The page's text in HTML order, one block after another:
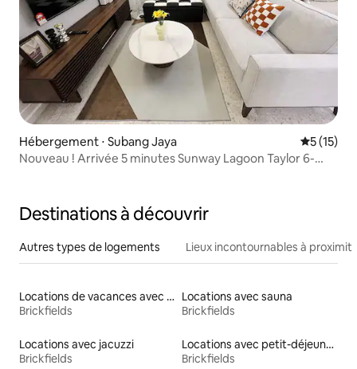
Hébergement ⋅ Subang Jaya
5 (15)
Nouveau ! Arrivée 5 minutes Sunway Lagoon Taylor 6-
Destinations à découvrir
Autres types de logements Lieux incontournables à
Locations de vacances avec piscine
Brickfields
Locations avec sauna
Brickfields
Locations avec jacuzzi
Brickfields
Locations avec petit-déjeuner
Brickfields